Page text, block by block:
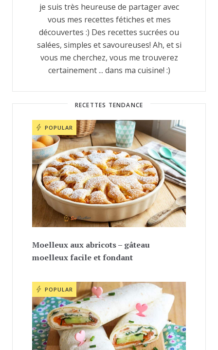
je suis très heureuse de partager avec
vous mes recettes fétiches et mes
découvertes :) Des recettes sucrées ou
salées, simples et savoureuses! Ah, et si
vous me cherchez, vous me trouverez
certainement ... dans ma cuisine! :)
RECETTES TENDANCE
POPULAR
Moelleux aux abricots – gâteau
moelleux facile et fondant
POPULAR